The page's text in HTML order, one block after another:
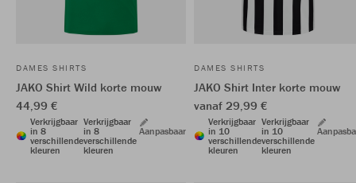
DAMES SHIRTS
JAKO Shirt Wild korte mouw
44,99 €
Verkrijgbaar
in 8
verschillende
kleuren
Verkrijgbaar
in 8
verschillende
kleuren
Aanpasbaar
DAMES SHIRTS
JAKO Shirt Inter korte mouw
vanaf 29,99 €
Verkrijgbaar
in 10
verschillende
kleuren
Verkrijgbaar
in 10
verschillende
kleuren